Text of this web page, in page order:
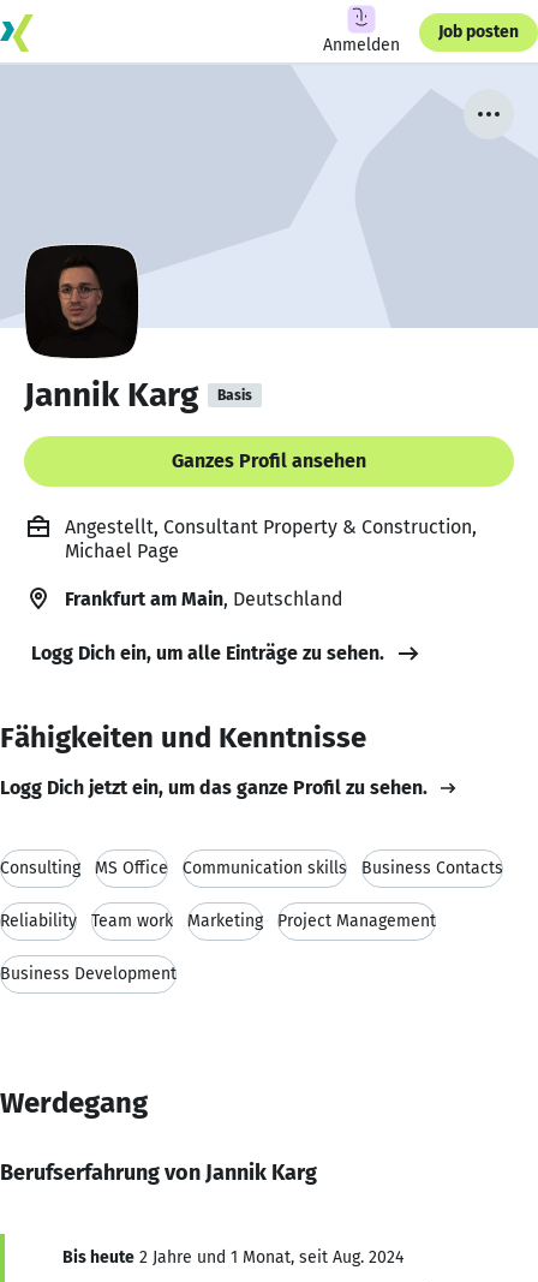
Anmelden
Job posten
Jannik Karg Basis
Ganzes Profil ansehen
Angestellt, Consultant Property & Construction,
Michael Page
Frankfurt am Main, Deutschland
Logg Dich ein, um alle Einträge zu sehen.
Fähigkeiten und Kenntnisse
Logg Dich jetzt ein, um das ganze Profil zu sehen.
Consulting MS Office Communication skills Business Contacts
Reliability Team work Marketing Project Management
Business Development
Werdegang
Berufserfahrung von Jannik Karg
Bis heute 2 Jahre und 1 Monat, seit Aug. 2024